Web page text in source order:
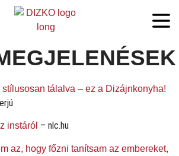
stílusosan tálalva – ez a Dizájnkonyha!
instáról – nlc.hu
az, hogy főzni tanítsam az embereket,